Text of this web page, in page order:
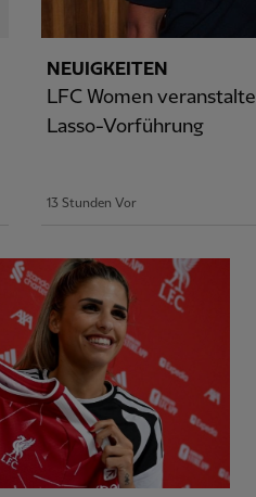
NEUIGKEITEN
LFC Women
Lasso-Vorführung
13 Stunden Vor